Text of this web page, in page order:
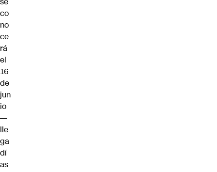
co
no
ce
rá
el
16
de
jun
io
—
lle
ga
dí
as